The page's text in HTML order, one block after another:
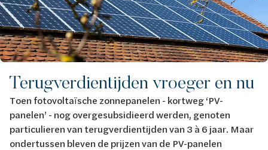
Terugverdientijden vroeger en nu
Toen fotovoltaïsche zonnepanelen - kortweg ‘PV-
panelen’ - nog overgesubsidieerd werden, genoten
particulieren van terugverdientijden van 3 à 6 jaar. Maar
ondertussen bleven de prijzen van de PV-panelen